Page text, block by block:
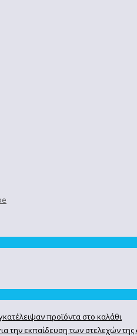
προϊόντα στο καλάθι
την εκπαίδευση των στελεχών